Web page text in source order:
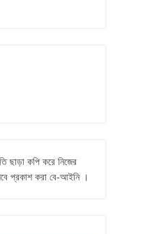
ছাড়া কপি করে নিজের
প্রকাশ করা বে-আইনি ।